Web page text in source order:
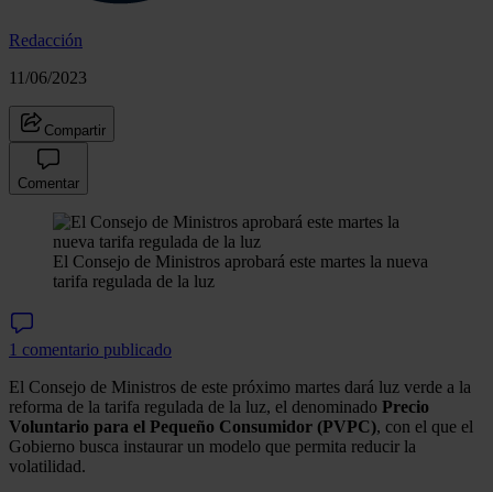
Redacción
11/06/2023
Compartir
Comentar
El Consejo de Ministros aprobará este martes la nueva
tarifa regulada de la luz
1 comentario publicado
El Consejo de Ministros de este próximo martes dará luz verde a la
reforma de la tarifa regulada de la luz, el denominado Precio
Voluntario para el Pequeño Consumidor (PVPC), con el que el
Gobierno busca instaurar un modelo que permita reducir la
volatilidad.